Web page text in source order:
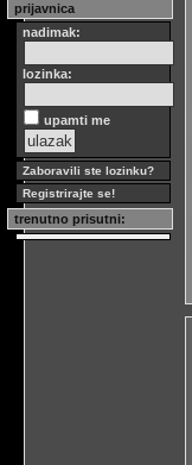
prijavnica
nadimak:
lozinka:
upamti me
Zaboravili ste lozinku?
Registrirajte se!
trenutno prisutni: